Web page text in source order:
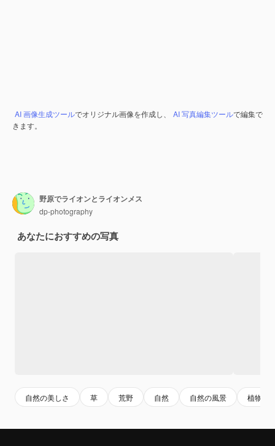
AI 画像生成ツールでオリジナル画像を作成し、 AI 写真編集ツールで編集で
きます。
野原でライオンとライオンメス
dp-photography
あなたにおすすめの写真
自然の美しさ 草 荒野 自然 自然の風景 植物